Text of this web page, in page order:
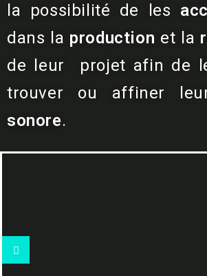
la possibilité de les
dans la production et la
de leur projet afin de
trouver ou affiner
sonore.